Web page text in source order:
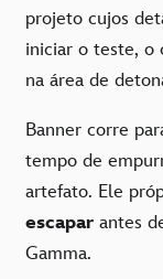
projeto cujos
iniciar o teste, o
na área de
Banner corre
tempo de
artefato. Ele
escapar antes
Gamma.